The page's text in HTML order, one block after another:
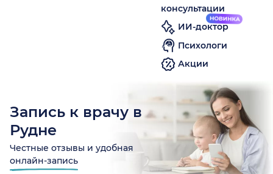
консультации
ИИ-доктор
Психологи
Акции
Запись к врачу в
Рудне
Честные отзывы и удобная
онлайн-запись